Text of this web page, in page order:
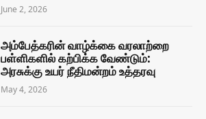
June 2, 2026
அம்பேத்கரின் வாழ்க்கை வரலாற்றை
பள்ளிகளில் கற்பிக்க வேண்டும்:
அரசுக்கு உயர் நீதிமன்றம் உத்தரவு
May 4, 2026